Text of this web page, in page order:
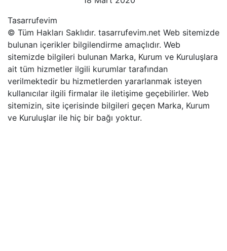
Tasarrufevim
© Tüm Hakları Saklıdır. tasarrufevim.net Web sitemizde
bulunan içerikler bilgilendirme amaçlıdır. Web
sitemizde bilgileri bulunan Marka, Kurum ve Kuruluşlara
ait tüm hizmetler ilgili kurumlar tarafından
verilmektedir bu hizmetlerden yararlanmak isteyen
kullanıcılar ilgili firmalar ile iletişime geçebilirler. Web
sitemizin, site içerisinde bilgileri geçen Marka, Kurum
ve Kuruluşlar ile hiç bir bağı yoktur.